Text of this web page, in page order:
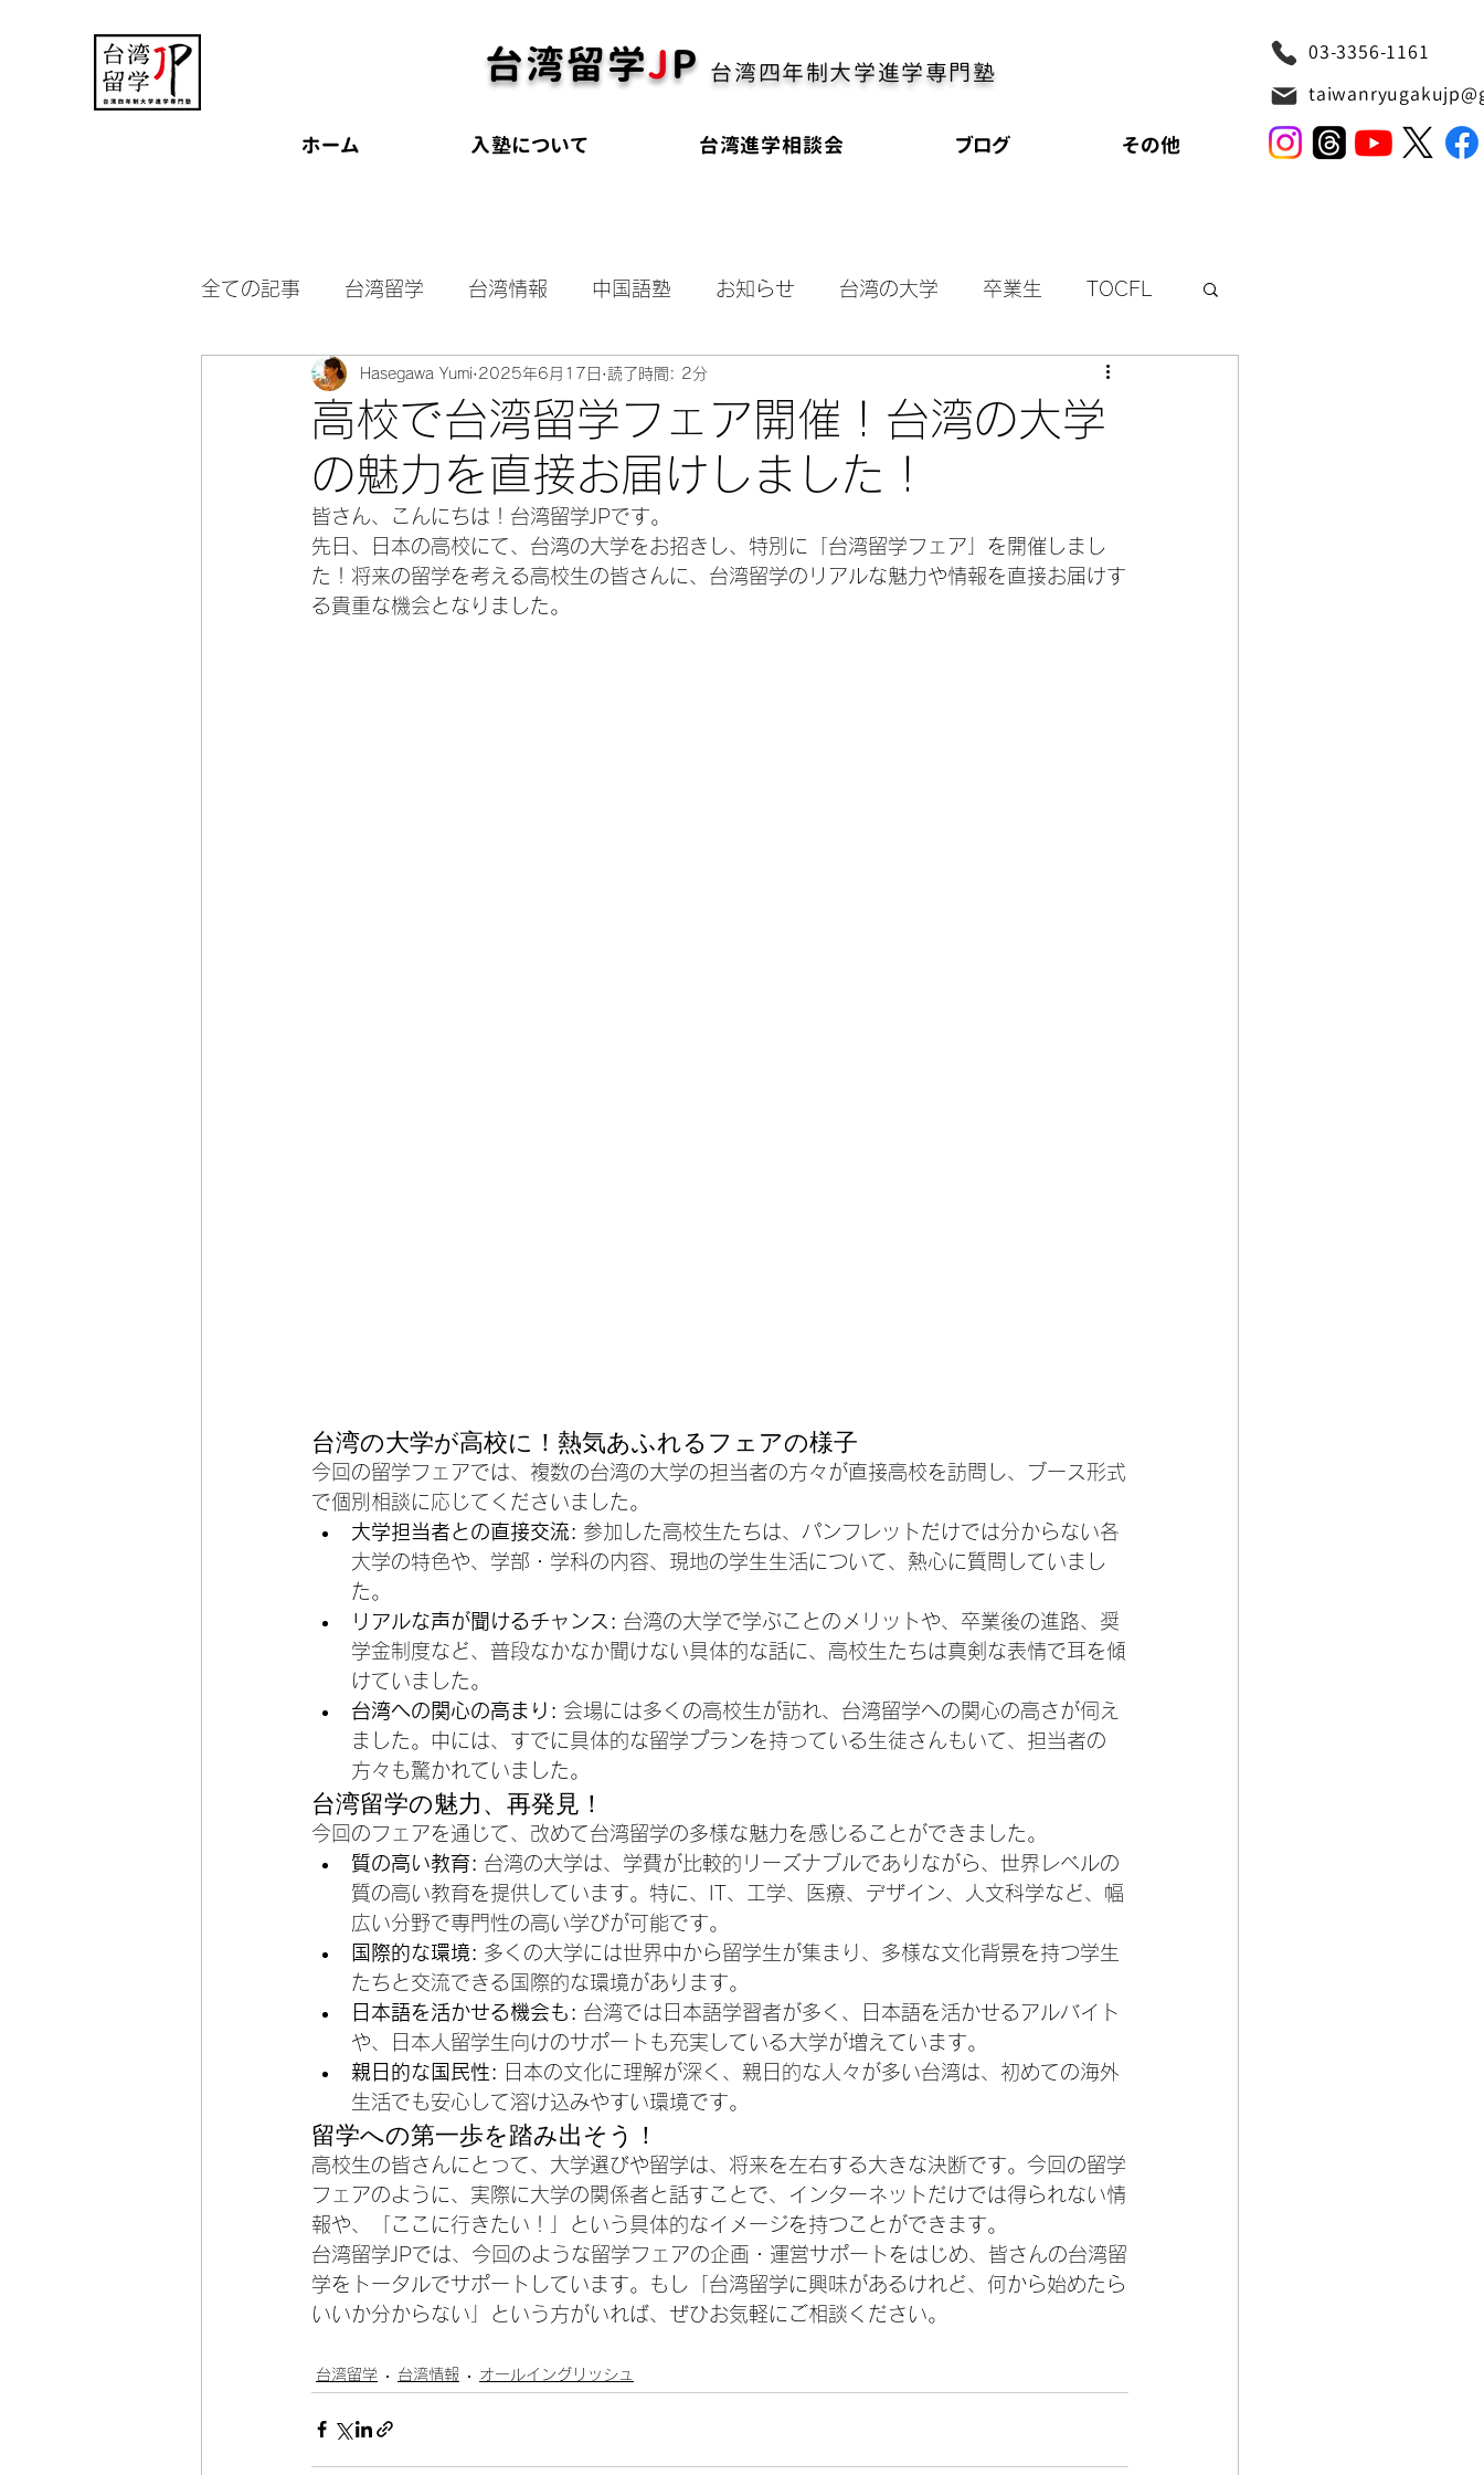
台湾留学JP 台湾四年制大学進学専門塾
ホーム 入塾について 台湾進学相談会 ブログ その他
03-3356-1161
全ての記事 台湾留学 台湾情報 中国語塾 お知らせ 台湾の大学 卒業生 TOCFL
台湾受験 台湾奨学金 奨学金 海外進学
交換留学 台湾大学見学会
高校で台湾留学フェア開催！台湾の大学
の魅力を直接お届けしました！
Hasegawa Yumi 2025年6月17日 読了時間: 2分
皆さん、こんにちは！台湾留学JPです。
先日、日本の高校にて、台湾の大学をお招きし、特別に「台湾留学フェア」を開催しまし
た！将来の留学を考える高校生の皆さんに、台湾留学のリアルな魅力や情報を直接お届けす
る貴重な機会となりました。
台湾の大学が高校に！熱気あふれるフェアの様子
今回の留学フェアでは、複数の台湾の大学の担当者の方々が直接高校を訪問し、ブース形式
で個別相談に応じてくださいました。
大学担当者との直接交流: 参加した高校生たちは、パンフレットだけでは分からない各
大学の特色や、学部・学科の内容、現地の学生生活について、熱心に質問していまし
た。
リアルな声が聞けるチャンス: 台湾の大学で学ぶことのメリットや、卒業後の進路、奨
学金制度など、普段なかなか聞けない具体的な話に、高校生たちは真剣な表情で耳を傾
けていました。
台湾への関心の高まり: 会場には多くの高校生が訪れ、台湾留学への関心の高さが伺え
ました。中には、すでに具体的な留学プランを持っている生徒さんもいて、担当者の
方々も驚かれていました。
台湾留学の魅力、再発見！
今回のフェアを通じて、改めて台湾留学の多様な魅力を感じることができました。
質の高い教育: 台湾の大学は、学費が比較的リーズナブルでありながら、世界レベルの
質の高い教育を提供しています。特に、IT、工学、医療、デザイン、人文科学など、幅
広い分野で専門性の高い学びが可能です。
国際的な環境: 多くの大学には世界中から留学生が集まり、多様な文化背景を持つ学生
たちと交流できる国際的な環境があります。
日本語を活かせる機会も: 台湾では日本語学習者が多く、日本語を活かせるアルバイト
や、日本人留学生向けのサポートも充実している大学が増えています。
親日的な国民性: 日本の文化に理解が深く、親日的な人々が多い台湾は、初めての海外
生活でも安心して溶け込みやすい環境です。
留学への第一歩を踏み出そう！
高校生の皆さんにとって、大学選びや留学は、将来を左右する大きな決断です。今回の留学
フェアのように、実際に大学の関係者と話すことで、インターネットだけでは得られない情
報や、「ここに行きたい！」という具体的なイメージを持つことができます。
台湾留学JPでは、今回のような留学フェアの企画・運営サポートをはじめ、皆さんの台湾留
学をトータルでサポートしています。もし「台湾留学に興味があるけれど、何から始めたら
いいか分からない」という方がいれば、ぜひお気軽にご相談ください。
台湾留学 台湾情報 オールイングリッシュ